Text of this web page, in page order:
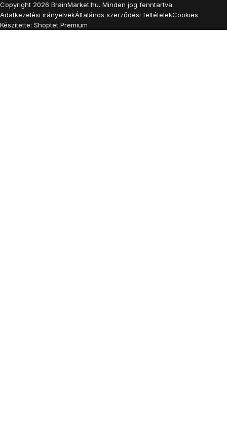
Copyright 2026 BrainMarket.hu. Minden jog fenntartva.
Adatkezelési irányelvekÁltalános szerződési feltételekCookies
Készítette: Shoptet Premium